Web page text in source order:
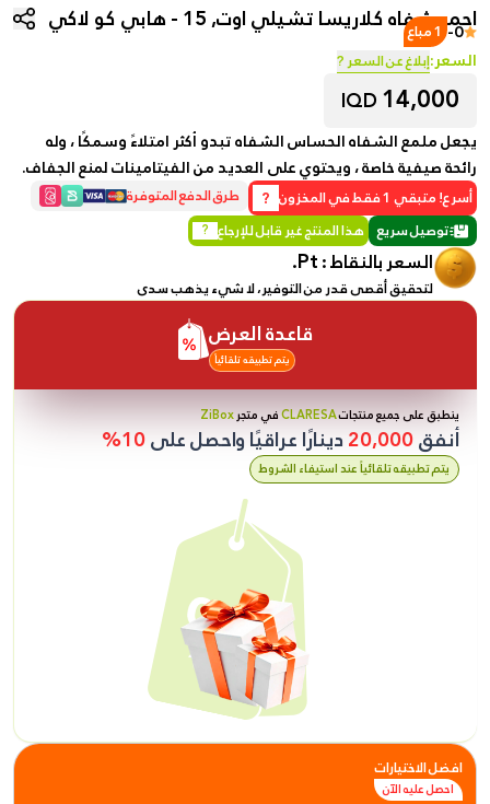
احمر شفاه كلاريسا تشيلي اوت, 15 - هابي كو لاكي
0
- 1 مباع
السعر:إبلاغ عن السعر ?
14,000
IQD
يجعل ملمع الشفاه الحساس الشفاه تبدو أكثر امتلاءً وسمكًا ، وله
رائحة صيفية خاصة ، ويحتوي على العديد من الفيتامينات لمنع الجفاف.
أسرع! متبقي 1 فقط في المخزون ?
طرق الدفع المتوفرة
توصيل سريع هذا المنتج غير قابل للإرجاع ?
السعر بالنقاط :Pt.
لتحقيق أقصى قدر من التوفير، لا شيء يذهب سدى
قاعدة العرض
يتم تطبيقه تلقائياً
ينطبق على جميع منتجاتCLARESAفي متجرZiBox
أنفق20,000دينارًا عراقيًا واحصل على10%
يتم تطبيقه تلقائياً عند استيفاء الشروط
افضل الاختيارات
احصل عليه الآن